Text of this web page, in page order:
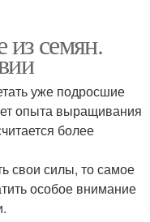
семян.
уже подросшие
опыта выращивания
более
свои силы, то самое
особое внимание